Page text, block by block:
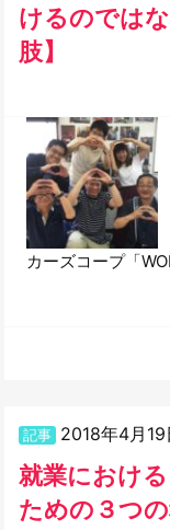
けるのでは
肢】
カーズコープ「
記事 2018年4月19
就業におけ
ための３つ